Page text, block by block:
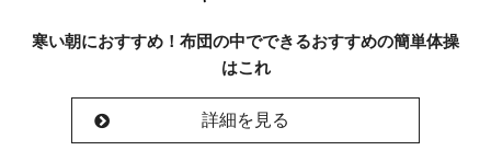
寒い朝におすすめ！布団の中でできるおすすめの簡単体操
はこれ
詳細を見る